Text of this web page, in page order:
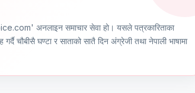
अनलाइन समाचार सेवा हो। यसले पत्रकारिताका
चौबीसै घण्टा र साताको सातै दिन अंग्रेजी तथा नेपाली भाषामा